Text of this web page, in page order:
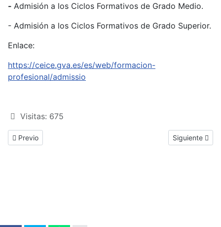
- Admisión a los Ciclos Formativos de Grado Medio.
- Admisión a los Ciclos Formativos de Grado Superior.
Enlace:
https://ceice.gva.es/es/web/formacion-
profesional/admissio
Visitas: 675
Previous article: Admisión a FP en la Región de Murcia del 2 al
Previo Next article:
Siguiente